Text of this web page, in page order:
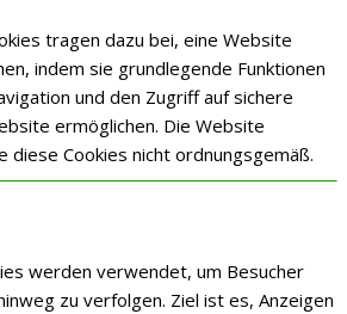
tragen dazu bei, eine Website
indem sie grundlegende Funktionen
und den Zugriff auf sichere
ermöglichen. Die Website
diese Cookies nicht ordnungsgemäß.
werden verwendet, um Besucher
zu verfolgen. Ziel ist es, Anzeigen